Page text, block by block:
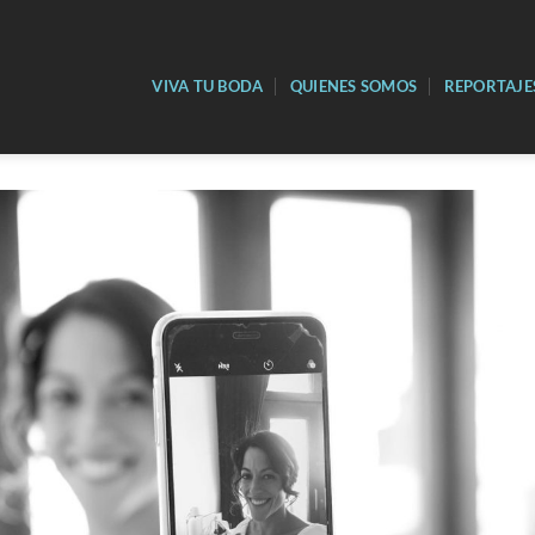
VIVA TU BODA QUIENES SOMOS